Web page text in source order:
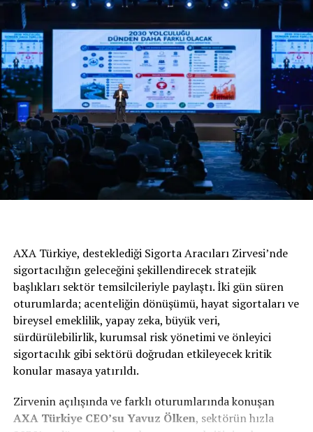
2012’de Yaris ile B segmentini hibrit teknolojisi ile
buluşturan Toyota, Yaris Cross’ta da sıra dışı
performans ve verimlilik sunan dördüncü nesil hibrit
motorunu sunacak. Böylelikle Toyota, 25 yıl önce
başlayan ve bugün dünyanın en çok satan SUV modeli
haline gelen RAV4 ve dikkat çekici tarzıyla bir ikon haline
gelen C-HR modellerinden elde ettiği eşsiz deneyimi
Yaris Cross’a taşımış olacak.
Yaris Cross, Toyota’nın yeni GA-B platformu üzerine
tasarlandı. Bu platform yüksek seviyede gövde sertliği ve
sağlıyor.
AXA Türkiye, desteklediği Sigorta Aracıları Zirvesi’nde
sigortacılığın geleceğini şekillendirecek stratejik
başlıkları sektör temsilcileriyle paylaştı. İki gün süren
oturumlarda; acenteliğin dönüşümü, hayat sigortaları ve
bireysel emeklilik, yapay zeka, büyük veri,
sürdürülebilirlik, kurumsal risk yönetimi ve önleyici
sigortacılık gibi sektörü doğrudan etkileyecek kritik
konular masaya yatırıldı.
Zirvenin açılışında ve farklı oturumlarında konuşan
AXA TürkiyeCEO’su Yavuz Ölken, sektörün hızla